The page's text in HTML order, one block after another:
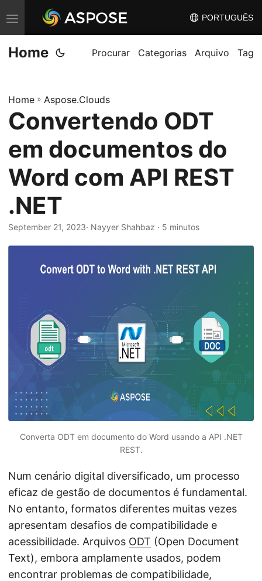
A
l
t
n
a
n
a
v
e
g
a
ç
PORTUGUÊS
Home Procurar Categorias Arquivo Tag
Home » Aspose.Clouds
Convertendo ODT
em documentos do
Word com API REST
.NET
September 21, 2023· Nayyer Shahbaz · 5 minutos
Converta ODT em documento do Word usando a API .NET
REST.
Num cenário digital diversificado, um processo
eficaz de gestão de documentos é fundamental.
No entanto, formatos diferentes muitas vezes
apresentam desafios de compatibilidade e
acessibilidade. Arquivos ODT (Open Document
Text), embora amplamente usados, podem
encontrar problemas de compatibilidade,